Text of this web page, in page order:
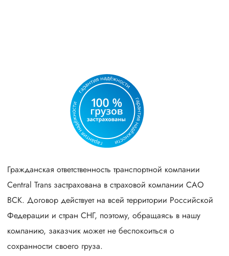
Гражданская ответственность транспортной компании
Central Trans застрахована в страховой компании САО
ВСК. Договор действует на всей территории Российской
Федерации и стран СНГ, поэтому, обращаясь в нашу
компанию, заказчик может не беспокоиться о
сохранности своего груза.